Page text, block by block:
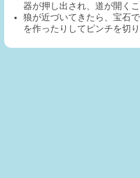
器が押し出され、道が開くこ
狼が近づいてきたら、宝石
を作ったりしてピンチを切